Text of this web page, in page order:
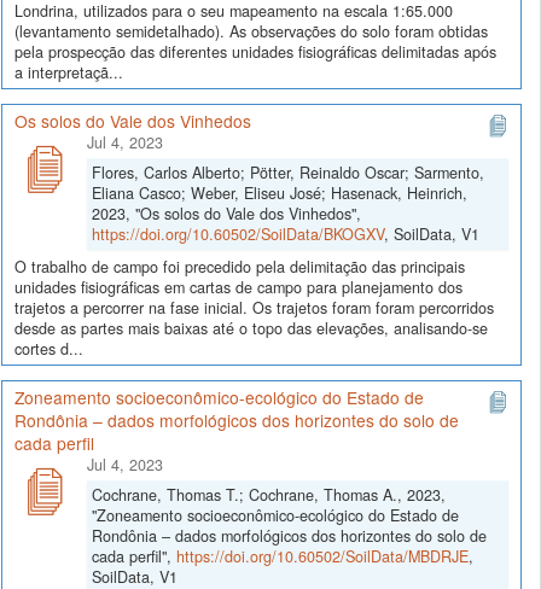
Londrina, utilizados para o seu mapeamento na escala 1:65.000
(levantamento semidetalhado). As observações do solo foram obtidas
pela prospecção das diferentes unidades fisiográficas delimitadas após
a interpretaçã...
Os solos do Vale dos Vinhedos
Jul 4, 2023
Flores, Carlos Alberto; Pötter, Reinaldo Oscar; Sarmento,
Eliana Casco; Weber, Eliseu José; Hasenack, Heinrich,
2023, "Os solos do Vale dos Vinhedos",
https://doi.org/10.60502/SoilData/BKOGXV, SoilData, V1
O trabalho de campo foi precedido pela delimitação das principais
unidades fisiográficas em cartas de campo para planejamento dos
trajetos a percorrer na fase inicial. Os trajetos foram foram percorridos
desde as partes mais baixas até o topo das elevações, analisando-se
cortes d...
Zoneamento socioeconômico-ecológico do Estado de
Rondônia – dados morfológicos dos horizontes do solo de
cada perfil
Jul 4, 2023
Cochrane, Thomas T.; Cochrane, Thomas A., 2023,
"Zoneamento socioeconômico-ecológico do Estado de
Rondônia – dados morfológicos dos horizontes do solo de
cada perfil", https://doi.org/10.60502/SoilData/MBDRJE,
SoilData, V1